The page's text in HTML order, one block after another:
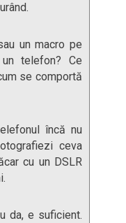
un macro pe
telefon? Ce
se comportă
încă nu
ceva
cu un DSLR
da, e suficient.